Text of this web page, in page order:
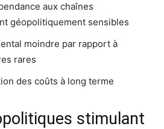
aux chaînes
géopolitiquement sensibles
moindre par rapport à
rares
des coûts à long terme
stimulant